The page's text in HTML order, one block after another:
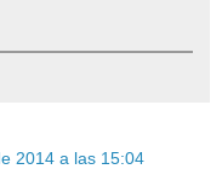
2014 a las 15:04